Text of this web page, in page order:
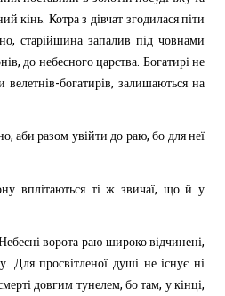
кінь. Котра з дівчат згодилася піти
, старійшина запалив під човнами
,до небесного царства. Богатирі не
велетнів-богатирів,залишаються на
,аби разом увійти до раю,бо для неї
вплітаються ті ж звичаї, що й у
ворота раю широко відчинені,
. Для просвітленої душі не існує ні
довгим тунелем,бо там, у кінці,